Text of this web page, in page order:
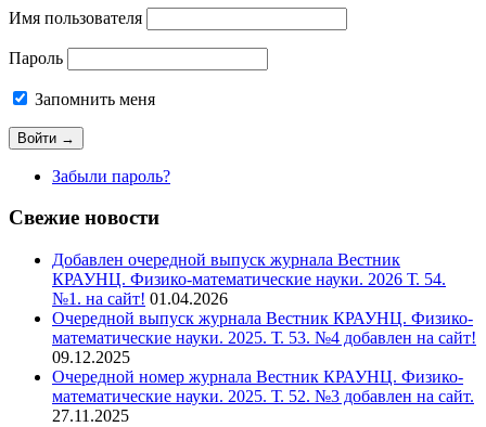
Имя пользователя
Пароль
Запомнить меня
Забыли пароль?
Свежие новости
Добавлен очередной выпуск журнала Вестник
КРАУНЦ. Физико-математические науки. 2026 Т. 54.
№1. на сайт! 01.04.2026
Очередной выпуск журнала Вестник КРАУНЦ. Физико-
математические науки. 2025. Т. 53. №4 добавлен на сайт!
09.12.2025
Очередной номер журнала Вестник КРАУНЦ. Физико-
математические науки. 2025. Т. 52. №3 добавлен на сайт.
27.11.2025